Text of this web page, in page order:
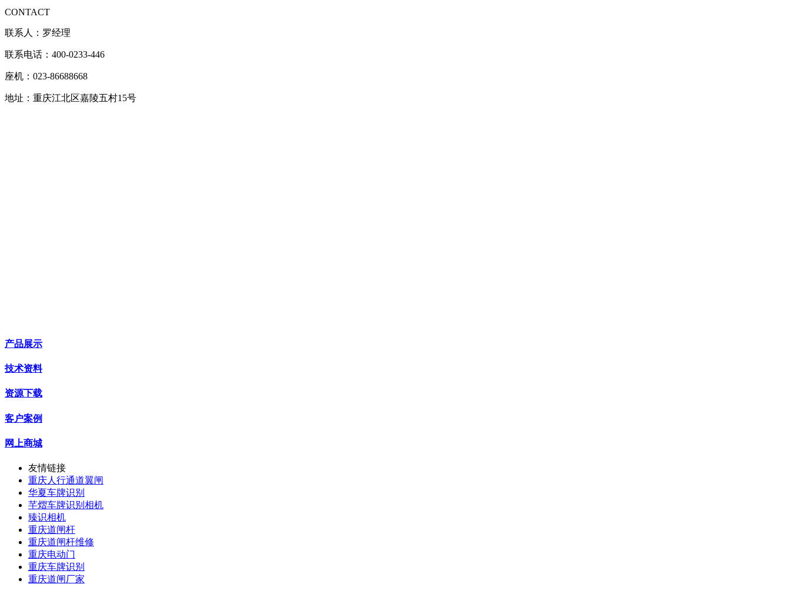
CONTACT
联系人：罗经理
联系电话：400-0233-446
座机：023-86688668
地址：重庆江北区嘉陵五村15号
产品展示
技术资料
资源下载
客户案例
网上商城
友情链接
重庆人行通道翼闸
华夏车牌识别
芊熠车牌识别相机
臻识相机
重庆道闸杆
重庆道闸杆维修
重庆电动门
重庆车牌识别
重庆道闸厂家